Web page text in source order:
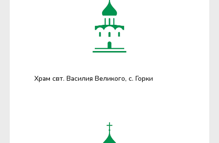
Храм свт. Василия Великого, с. Горки